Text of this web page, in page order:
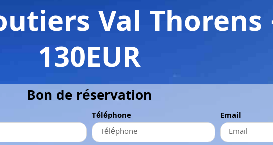
Val Thorens
130EUR
Bon de réservation
Téléphone Email